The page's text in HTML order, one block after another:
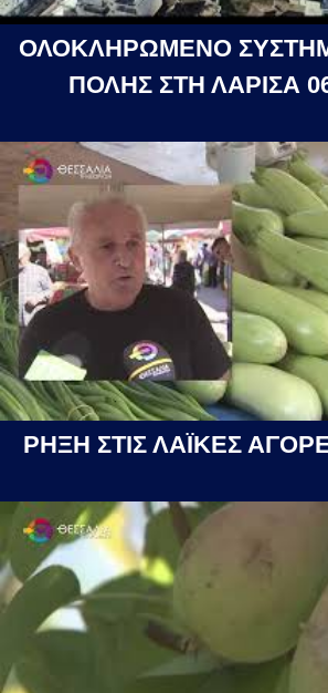
ΟΛΟΚΛΗΡΩΜΕΝΟ
ΠΟΛΗΣ ΣΤΗ ΛΑΡΙΣΑ
ΡΗΞΗ ΣΤΙΣ ΛΑΪΚΕΣ